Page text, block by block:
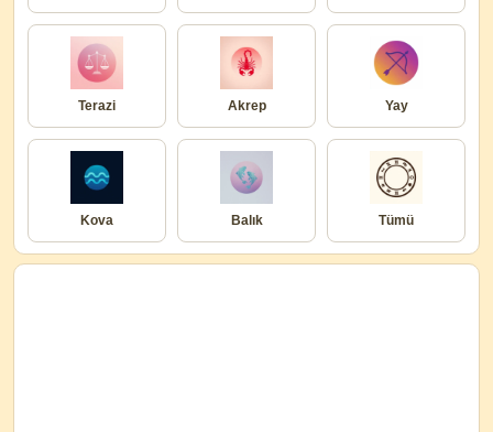
Terazi Akrep Yay
Kova Balık Tümü